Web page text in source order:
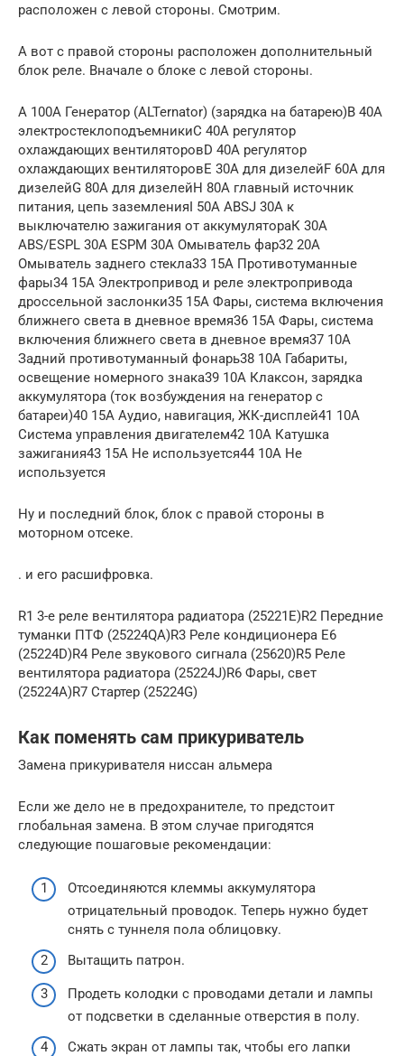
расположен с левой стороны. Смотрим.
А вот с правой стороны расположен дополнительный
блок реле. Вначале о блоке с левой стороны.
А 100А Генератор (ALTernator) (зарядка на батарею)В 40А
электростеклоподъемникиС 40А регулятор
охлаждающих вентиляторовD 40А регулятор
охлаждающих вентиляторовE 30А для дизелейF 60А для
дизелейG 80А для дизелейH 80А главный источник
питания, цепь заземленияI 50А ABSJ 30А к
выключателю зажигания от аккумулятораК 30А
ABS/ESPL 30А ESPМ 30А Омыватель фар32 20А
Омыватель заднего стекла33 15А Противотуманные
фары34 15А Электропривод и реле электропривода
дроссельной заслонки35 15А Фары, система включения
ближнего света в дневное время36 15А Фары, система
включения ближнего света в дневное время37 10А
Задний противотуманный фонарь38 10А Габариты,
освещение номерного знака39 10А Клаксон, зарядка
аккумулятора (ток возбуждения на генератор с
батареи)40 15А Аудио, навигация, ЖК-дисплей41 10А
Система управления двигателем42 10А Катушка
зажигания43 15А Не используется44 10А Не
используется
Ну и последний блок, блок с правой стороны в
моторном отсеке.
. и его расшифровка.
R1 3-е реле вентилятора радиатора (25221E)R2 Передние
туманки ПТФ (25224QA)R3 Реле кондиционера Е6
(25224D)R4 Реле звукового сигнала (25620)R5 Реле
вентилятора радиатора (25224J)R6 Фары, свет
(25224А)R7 Стартер (25224G)
Как поменять сам прикуриватель
Замена прикуривателя ниссан альмера
Если же дело не в предохранителе, то предстоит
глобальная замена. В этом случае пригодятся
следующие пошаговые рекомендации:
Отсоединяются клеммы аккумулятора
отрицательный проводок. Теперь нужно будет
снять с туннеля пола облицовку.
Вытащить патрон.
Продеть колодки с проводами детали и лампы
от подсветки в сделанные отверстия в полу.
Сжать экран от лампы так, чтобы его лапки